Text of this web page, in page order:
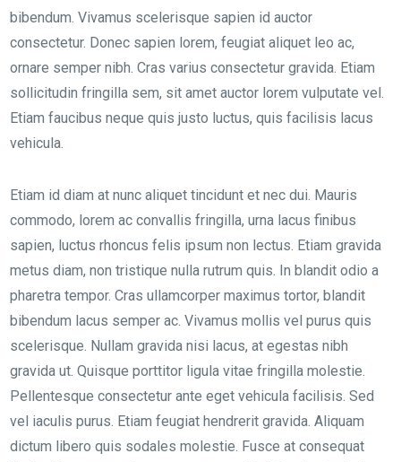
bibendum. Vivamus scelerisque sapien id auctor
consectetur. Donec sapien lorem, feugiat aliquet leo ac,
ornare semper nibh. Cras varius consectetur gravida. Etiam
sollicitudin fringilla sem, sit amet auctor lorem vulputate vel.
Etiam faucibus neque quis justo luctus, quis facilisis lacus
vehicula.
Etiam id diam at nunc aliquet tincidunt et nec dui. Mauris
commodo, lorem ac convallis fringilla, urna lacus finibus
sapien, luctus rhoncus felis ipsum non lectus. Etiam gravida
metus diam, non tristique nulla rutrum quis. In blandit odio a
pharetra tempor. Cras ullamcorper maximus tortor, blandit
bibendum lacus semper ac. Vivamus mollis vel purus quis
scelerisque. Nullam gravida nisi lacus, at egestas nibh
gravida ut. Quisque porttitor ligula vitae fringilla molestie.
Pellentesque consectetur ante eget vehicula facilisis. Sed
vel iaculis purus. Etiam feugiat hendrerit gravida. Aliquam
dictum libero quis sodales molestie. Fusce at consequat